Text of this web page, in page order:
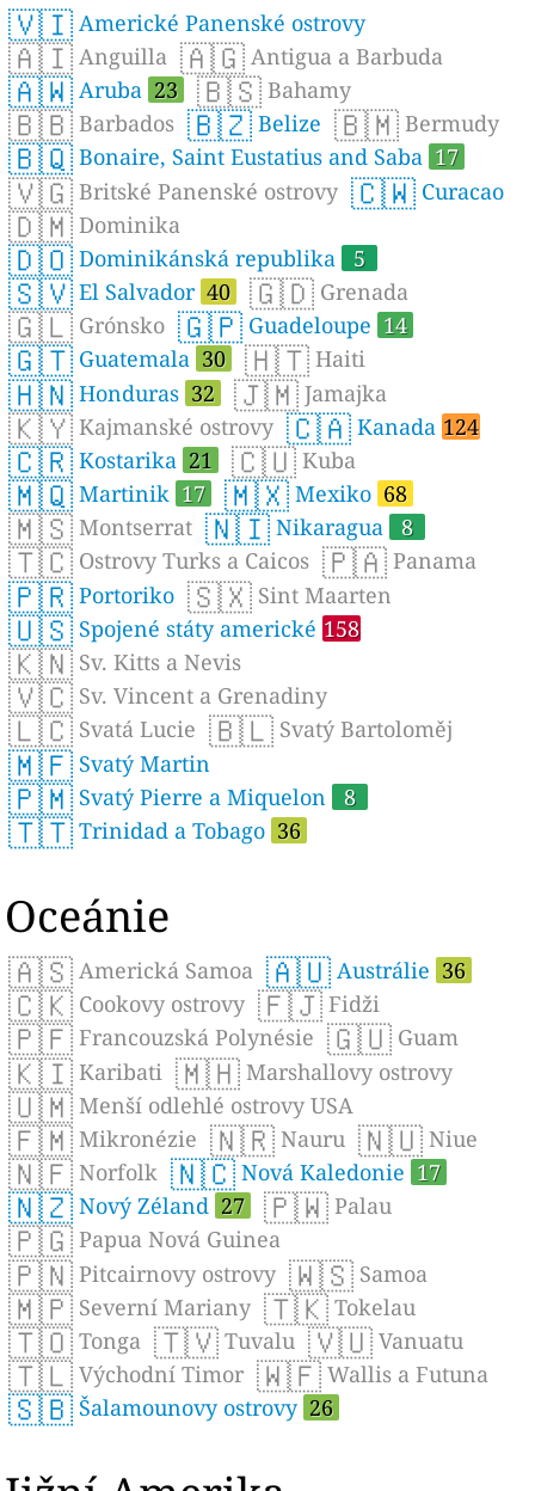
🇻🇮 Americké Panenské ostrovy
🇦🇮 Anguilla 🇦🇬 Antigua a Barbuda
🇦🇼 Aruba 23 🇧🇸 Bahamy
🇧🇧 Barbados 🇧🇿 Belize 🇧🇲 Bermudy
🇧🇶 Bonaire, Saint Eustatius and Saba 17
🇻🇬 Britské Panenské ostrovy 🇨🇼 Curacao
🇩🇲 Dominika
🇩🇴 Dominikánská republika 5
🇸🇻 El Salvador 40 🇬🇩 Grenada
🇬🇱 Grónsko 🇬🇵 Guadeloupe 14
🇬🇹 Guatemala 30 🇭🇹 Haiti
🇭🇳 Honduras 32 🇯🇲 Jamajka
🇰🇾 Kajmanské ostrovy 🇨🇦 Kanada 124
🇨🇷 Kostarika 21 🇨🇺 Kuba
🇲🇶 Martinik 17 🇲🇽 Mexiko 68
🇲🇸 Montserrat 🇳🇮 Nikaragua 8
🇹🇨 Ostrovy Turks a Caicos 🇵🇦 Panama
🇵🇷 Portoriko 🇸🇽 Sint Maarten
🇺🇸 Spojené státy americké 158
🇰🇳 Sv. Kitts a Nevis
🇻🇨 Sv. Vincent a Grenadiny
🇱🇨 Svatá Lucie 🇧🇱 Svatý Bartoloměj
🇲🇫 Svatý Martin
🇵🇲 Svatý Pierre a Miquelon 8
🇹🇹 Trinidad a Tobago 36
Oceánie
🇦🇸 Americká Samoa 🇦🇺 Austrálie 36
🇨🇰 Cookovy ostrovy 🇫🇯 Fidži
🇵🇫 Francouzská Polynésie 🇬🇺 Guam
🇰🇮 Karibati 🇲🇭 Marshallovy ostrovy
🇺🇲 Menší odlehlé ostrovy USA
🇫🇲 Mikronézie 🇳🇷 Nauru 🇳🇺 Niue
🇳🇫 Norfolk 🇳🇨 Nová Kaledonie 17
🇳🇿 Nový Zéland 27 🇵🇼 Palau
🇵🇬 Papua Nová Guinea
🇵🇳 Pitcairnovy ostrovy 🇼🇸 Samoa
🇲🇵 Severní Mariany 🇹🇰 Tokelau
🇹🇴 Tonga 🇹🇻 Tuvalu 🇻🇺 Vanuatu
🇹🇱 Východní Timor 🇼🇫 Wallis a Futuna
🇸🇧 Šalamounovy ostrovy 26